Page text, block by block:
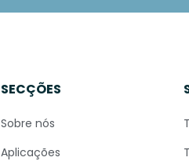
SECÇÕES
Sobre nós
Aplicações